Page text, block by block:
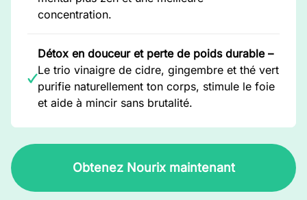
concentration.
Détox en douceur et perte de poids durable –
Le trio vinaigre de cidre, gingembre et thé vert
purifie naturellement ton corps, stimule le foie
et aide à mincir sans brutalité.
Obtenez Nourix maintenant